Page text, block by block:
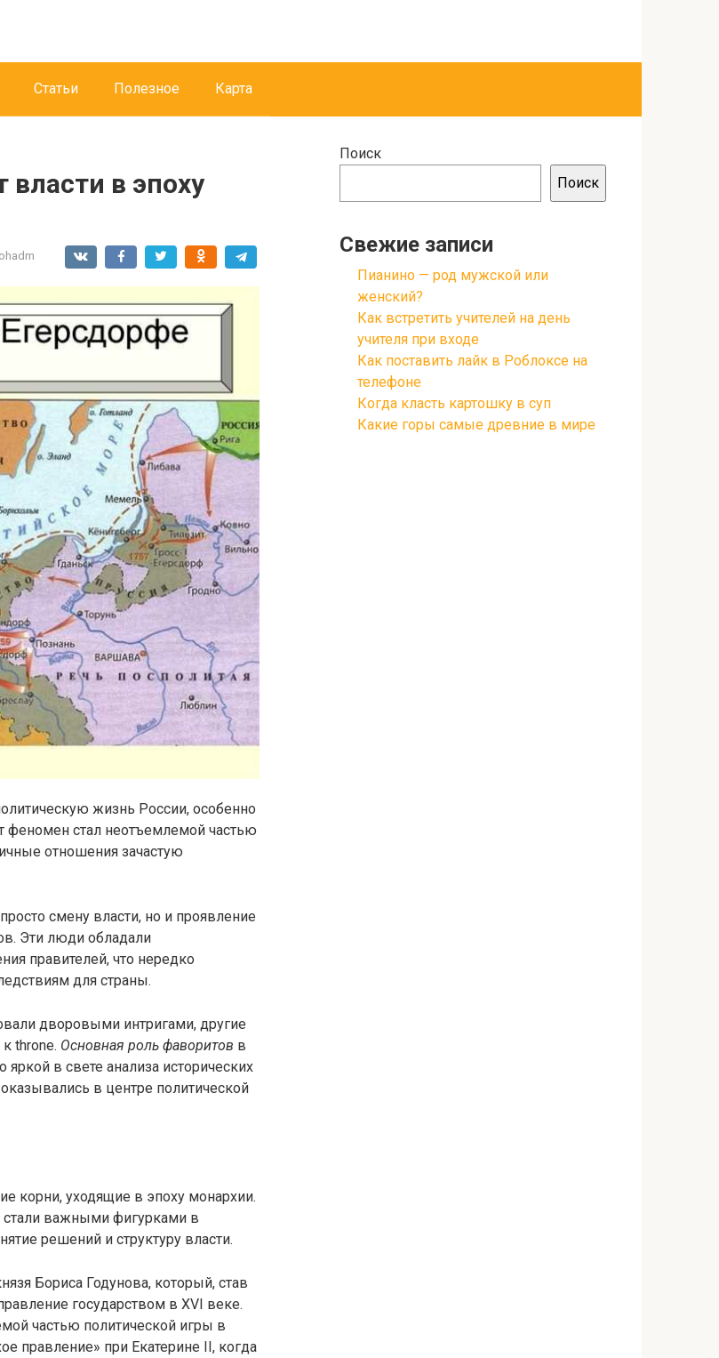
Статьи Полезное Карта
в эпоху
жизнь России, особенно
феномен стал неотъемлемой частью
отношения зачастую
смену власти, но и проявление
Эти люди обладали
правителей, что нередко
для страны.
дворовыми интригами, другие
throne. Основная роль фаворитов в
в свете анализа исторических
в центре политической
корни, уходящие в эпоху монархии.
стали важными фигурками в
решений и структуру власти.
Бориса Годунова, который, став
государством в XVI веке.
частью политической игры в
правление» при Екатерине II, когда
Поиск
Поиск
Свежие записи
Пианино — род мужской или
женский?
Как встретить учителей на день
учителя при входе
Как поставить лайк в Роблоксе на
телефоне
Когда класть картошку в суп
Какие горы самые древние в мире